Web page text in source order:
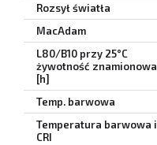
Rozsył światła
MacAdam
L80/B10 przy 25°C
żywotność znamionowa
[h]
Temp. barwowa
Temperatura barwowa i
CRI